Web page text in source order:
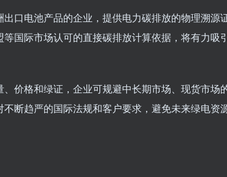
口电池产品的企业，提供电力碳排放的物理溯源
国际市场认可的直接碳排放计算依据，将有力吸
价格和绿证，企业可规避中长期市场、现货市场
断趋严的国际法规和客户要求，避免未来绿电资